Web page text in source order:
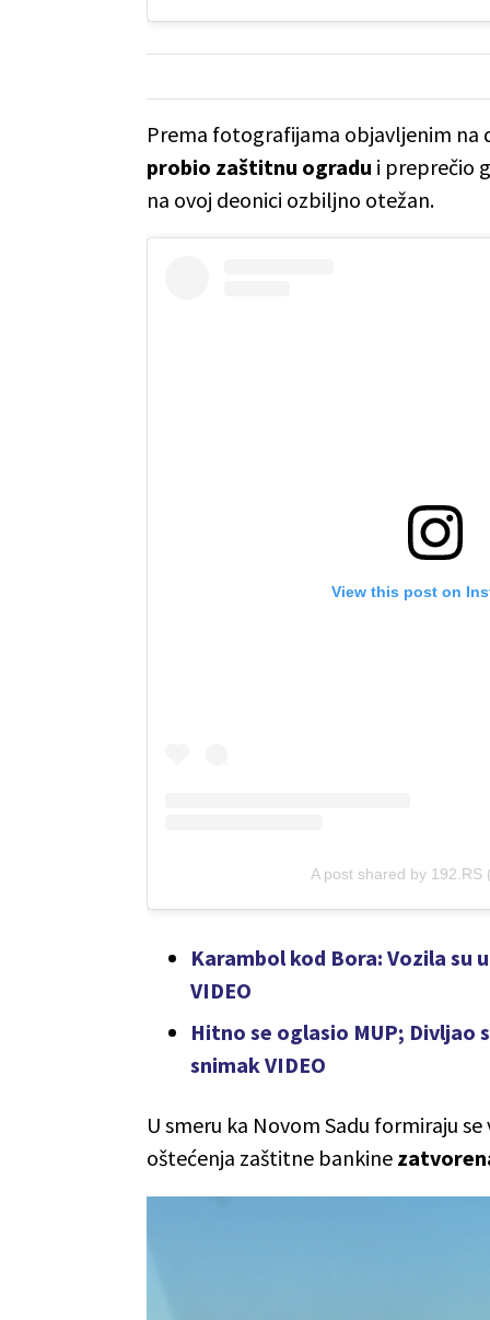
Prema fotografijama objavljenim na
probio zaštitnu ogradu i preprečio
na ovoj deonici ozbiljno otežan.
View this post on
A post shared by 192.RS
Karambol kod Bora: Vozila
VIDEO
Hitno se oglasio MUP; Divljao
snimak VIDEO
U smeru ka Novom Sadu formiraju
oštećenja zaštitne bankine